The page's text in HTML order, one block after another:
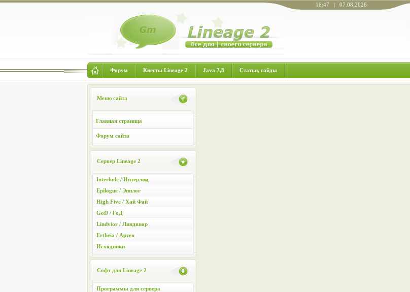
16:47 | 07.08.2026
Форум Квесты Lineage 2 Java 7,8 Статьи, гайды
Меню сайта
Главная страница
Форум сайта
Сервер Lineage 2
Interlude / Интерлюд
Epilogue / Эпилог
High Five / Хай Фай
GoD / ГоД
Lindvior / Линдвиор
Ertheia / Артея
Исходники
Софт для Lineage 2
Программы для сервера